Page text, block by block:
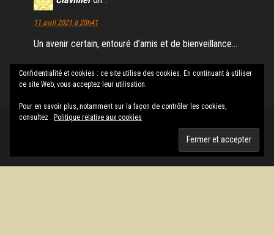
11 avril 2021 à 20h41
Un avenir certain, entouré d’amis et de bienveillance…
Les commentaires sont fermés.
Thème :Envo Magazine
Confidentialité et cookies : ce site utilise des cookies. En continuant à utiliser
ce site Web, vous acceptez leur utilisation.
Pour en savoir plus, notamment sur la façon de contrôler les cookies,
consultez : Politique relative aux cookies